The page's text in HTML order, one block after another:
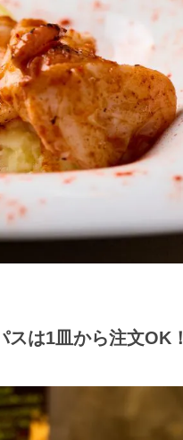
は1皿から注文OK！